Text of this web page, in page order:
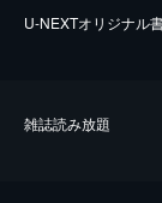
U-NEXTオリジナル
雑誌読み放題